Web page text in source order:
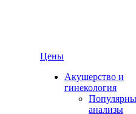
Цены
Акушерство и
гинекология
анализы